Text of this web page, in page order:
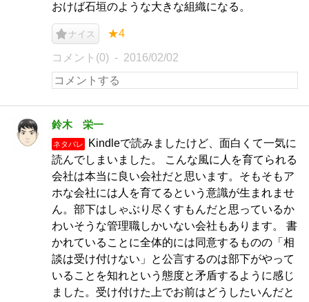
おけば石垣のような大きな組織になる。
ナイス ★4
コメント(0) 2016/02/02
鈴木 栄一
ネタバレ
Kindleで読みましたけど、面白くて一気に
読んでしまいました。 こんな風に人を育てられる
会社は本当に良い会社だと思います。そもそもア
ホな会社には人を育てるという意識が生まれませ
ん。部下はしゃぶり尽くすもんだと思っているか
わいそうな管理職しかいない会社もあります。 書
かれていることに全体的には同意するものの「相
談は受け付けない」と公言するのは部下がやって
いることを知れという態度と矛盾するように感じ
ました。受け付けた上でお前はどうしたいんだと